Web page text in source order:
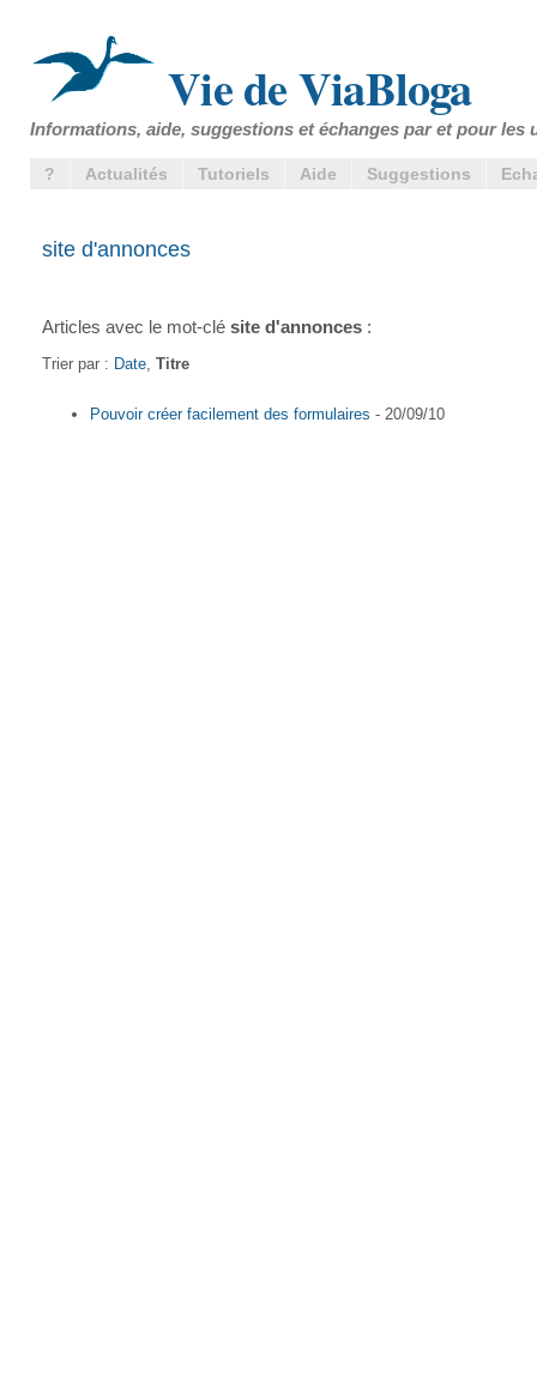
Vie de ViaBloga
Informations, aide, suggestions et échanges par et pour les
? Actualités Tutoriels Aide Suggestions
site d'annonces
Articles avec le mot-clé site d'annonces :
Trier par : Date Titre
Pouvoir créer facilement des formulaires - 20/09/10